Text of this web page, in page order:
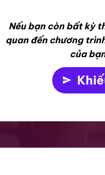
Nếu bạn còn bất kỳ
quan đến chương
của